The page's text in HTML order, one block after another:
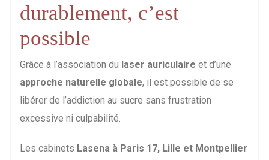
durablement, c’est
possible
Grâce à l’association du laser auriculaire et d’une
approche naturelle globale, il est possible de se
libérer de l’addiction au sucre sans frustration
excessive ni culpabilité.
Les cabinets Lasena à Paris 17, Lille et Montpellier